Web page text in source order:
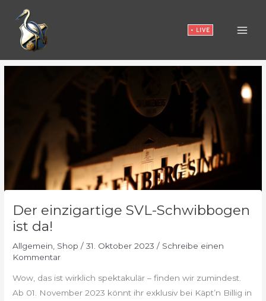
Inhalt
springen
• LIVE
Der einzigartige SVL-Schwibbogen
ist da!
Allgemein Shop /31. Oktober 2023/ Schreibe einen
Kommentar
Wow, das ist wirklich spektakulär – finden wir zumindest.
Ab 01. November 2023 könnt ihr exklusiv bei Käpt’n Billig in